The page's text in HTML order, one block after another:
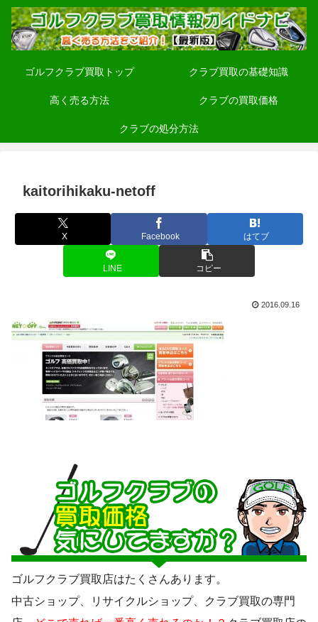
ゴルフクラブ買取トップ クラブ買取の基礎知識
高く売る方法 クラブの買取価格
クラブの処分方法
kaitorihikaku-netoff
X Facebook はてブ
LINE コピー
2016.09.16
ゴルフクラブ買取店はたくさんあります。
中古ショップ、リサイクルショップ、クラブ買取の専門